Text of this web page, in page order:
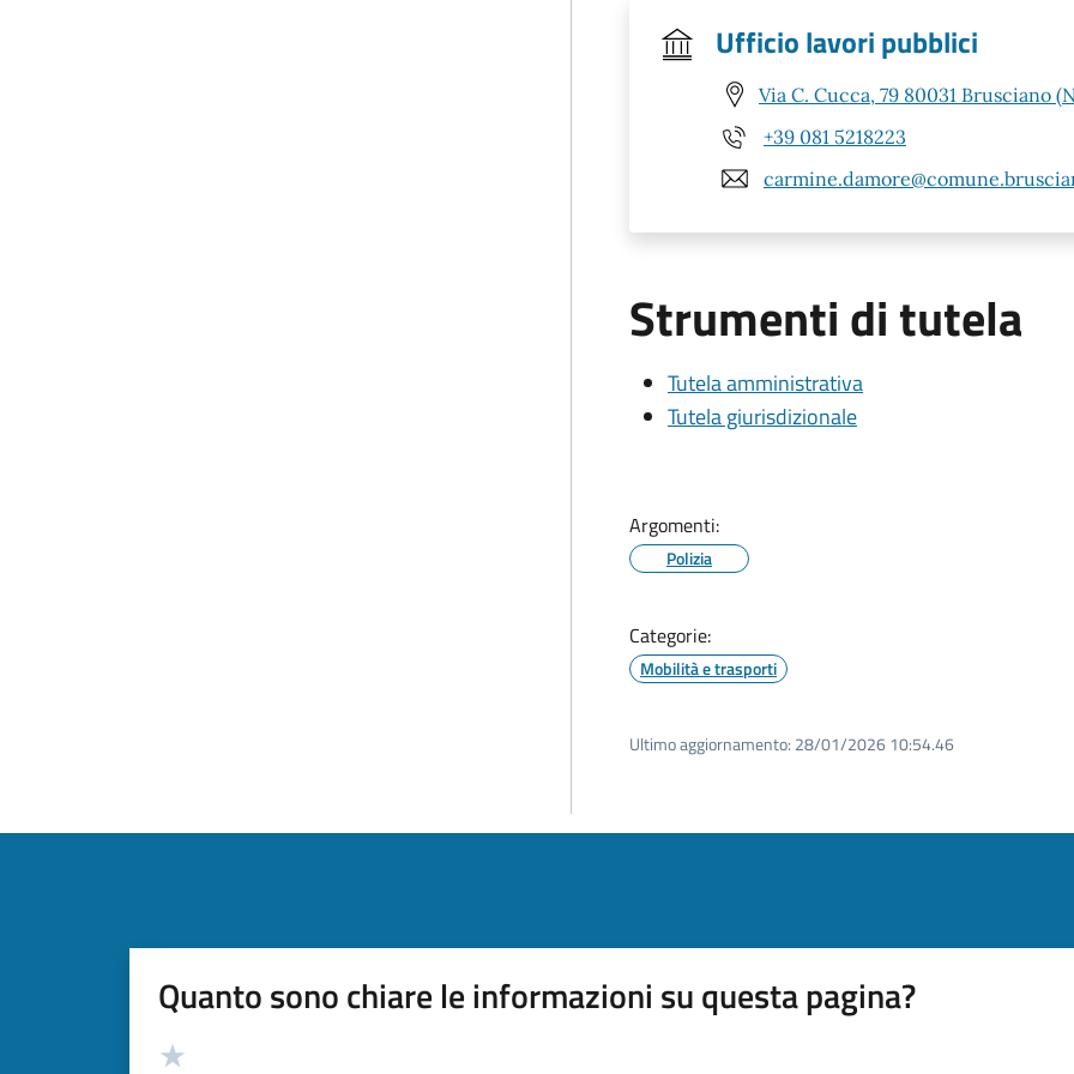
Ufficio lavori pubblici
Via C. Cucca, 79 80031 Brusciano
+39 081 5218223
Strumenti di tutela
Tutela amministrativa
Tutela giurisdizionale
Argomenti:
Polizia
Categorie:
Mobilità e trasporti
Ultimo aggiornamento: 28/01/2026 10:54.46
Quanto sono chiare le informazioni su questa pagina?
Valutazione